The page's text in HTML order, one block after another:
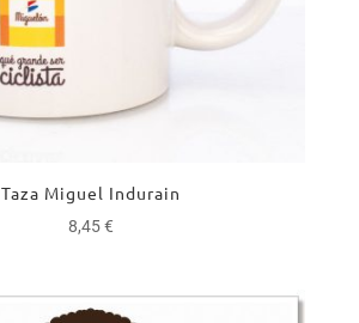
Taza Miguel Indurain
8,45€